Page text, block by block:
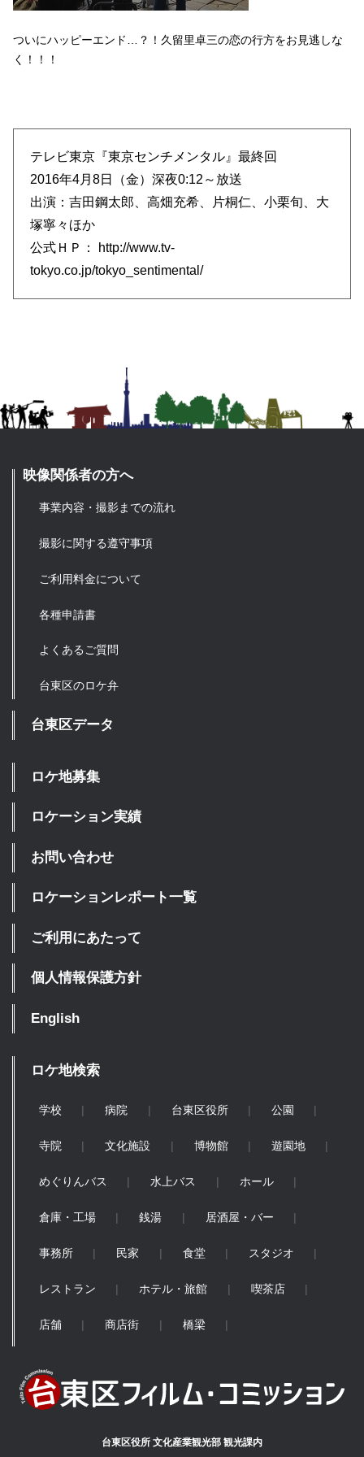
ついにハッピーエンド…？！久留里卓三の恋の行方をお見逃しな
く！！！
テレビ東京『東京センチメンタル』最終回
2016年4月8日（金）深夜0:12～放送
出演：吉田鋼太郎、高畑充希、片桐仁、小栗旬、大
塚寧々ほか
公式ＨＰ： http://www.tv-
tokyo.co.jp/tokyo_sentimental/
映像関係者の方へ
事業内容・撮影までの流れ
撮影に関する遵守事項
ご利用料金について
各種申請書
よくあるご質問
台東区のロケ弁
台東区データ
ロケ地募集
ロケーション実績
お問い合わせ
ロケーションレポート一覧
ご利用にあたって
個人情報保護方針
English
ロケ地検索
学校 病院 台東区役所 公園
寺院 文化施設 博物館 遊園地
めぐりんバス 水上バス ホール
倉庫・工場 銭湯 居酒屋・バー
事務所 民家 食堂 スタジオ
レストラン ホテル・旅館 喫茶店
店舗 商店街 橋梁
台東区役所 文化産業観光部 観光課内